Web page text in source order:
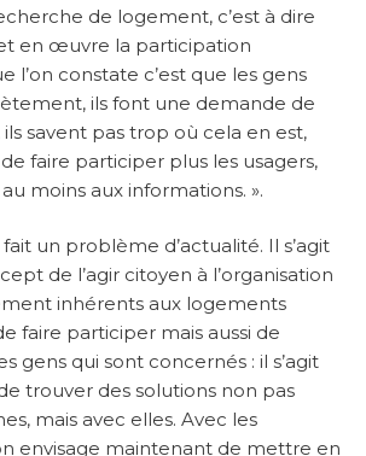
de logement, c’est à dire
en œuvre la participation
l’on constate c’est que les gens
ils font une demande de
savent pas trop où cela en est,
de faire participer plus les usagers,
moins aux informations. ».
un problème d’actualité. Il s’agit
de l’agir citoyen à l’organisation
inhérents aux logements
faire participer mais aussi de
gens qui sont concernés : il s’agit
trouver des solutions non pas
mais avec elles. Avec les
envisage maintenant de mettre en